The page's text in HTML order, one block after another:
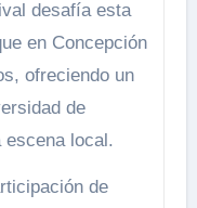
desafía esta
en Concepción
ofreciendo un
de
escena local.
de